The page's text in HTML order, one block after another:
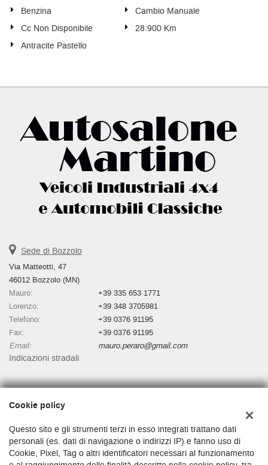
Benzina
Cambio Manuale
Cc Non Disponibile
28.900 Km
Antracite Pastello
Sede di Bozzolo
Via Matteotti, 47
46012 Bozzolo (MN)
Mauro:
+39 335 653 1771
Lorenzo:
+39 348 3705981
Telefono:
+39 0376 91195
Fax:
+39 0376 91195
Email:
mauro.peraro@gmail.com
Indicazioni stradali
Dati fiscali:
Via Matteotti, 47, Bozzolo (MN)
C.F/P.IVA: 01481530200
Registro delle imprese:MN
Cookie policy
Questo sito e gli strumenti terzi in esso integrati trattano dati
personali (es. dati di navigazione o indirizzi IP) e fanno uso di
Cookie, Pixel, Tag o altri identificatori necessari al funzionamento